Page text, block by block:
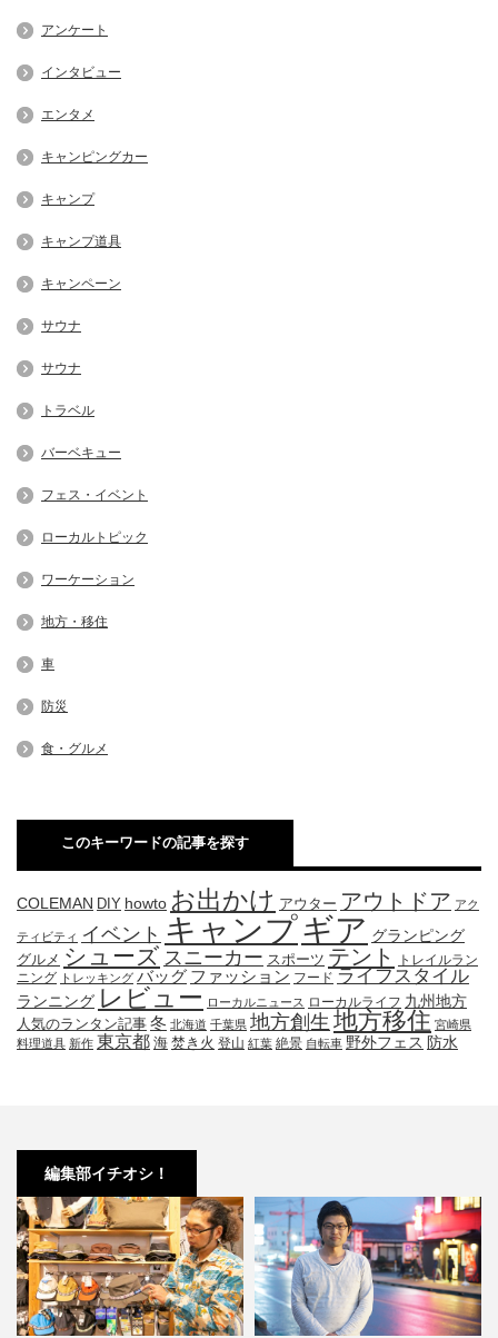
アンケート
インタビュー
エンタメ
キャンピングカー
キャンプ
キャンプ道具
キャンペーン
サウナ
サウナ
トラベル
バーベキュー
フェス・イベント
ローカルトピック
ワーケーション
地方・移住
車
防災
食・グルメ
このキーワードの記事を探す
COLEMAN DIY howto お出かけ アウター アウトドア アク
ティビティ イベント キャンプギア グランピング
グルメ シューズ スニーカー スポーツ テント
トレイルラン
ニング トレッキング バッグ ファッション フード ライフスタイル
ランニング レビュー ローカルニュース ローカルライフ 九州地方
人気のランタン記事 冬 北海道 千葉県 地方創生 地方移住 宮崎県
料理道具 新作 東京都 海 焚き火 登山 紅葉 絶景 自転車 野外フェス 防水
編集部イチオシ！